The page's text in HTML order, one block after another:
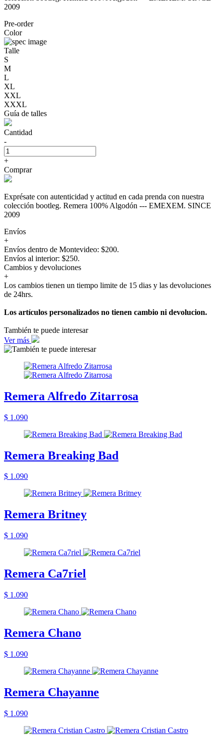
2009
Pre-order
Color
Talle
S
M
L
XL
XXL
XXXL
Guía de talles
Cantidad
-
+
Comprar
Exprésate con autenticidad y actitud en cada prenda con nuestra
colección bootleg. Remera 100% Algodón --- EMEXEM. SINCE
2009
Envíos
+
Envíos dentro de Montevideo: $200.
Envíos al interior: $250.
Cambios y devoluciones
+
Los cambios tienen un tiempo limite de 15 dias y las devoluciones
de 24hrs.
Los artículos personalizados no tienen cambio ni devolucion.
También te puede interesar
Ver más
Remera Alfredo Zitarrosa
$ 1.090
Remera Breaking Bad
$ 1.090
Remera Britney
$ 1.090
Remera Ca7riel
$ 1.090
Remera Chano
$ 1.090
Remera Chayanne
$ 1.090